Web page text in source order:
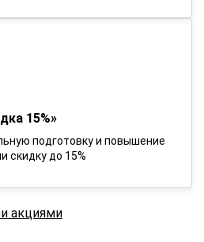
15%»
подготовку и повышение
скидку до 15%
акциями